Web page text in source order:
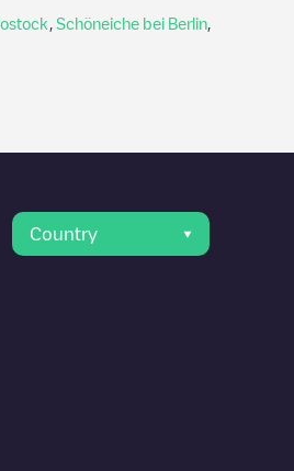
Schöneiche bei Berlin
Country